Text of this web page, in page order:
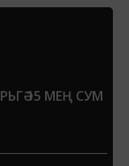
15 МЕҢ СУМ